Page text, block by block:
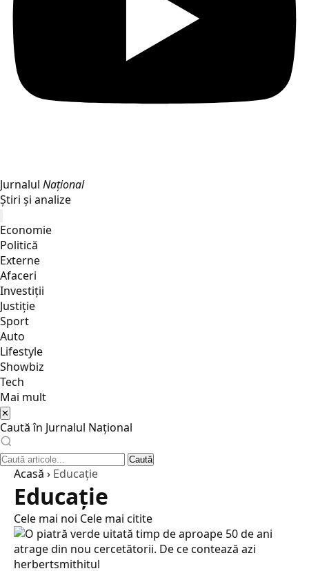
Jurnalul Național
Știri și analize
Economie
Politică
Externe
Afaceri
Investiții
Justiţie
Sport
Auto
Lifestyle
Showbiz
Tech
Mai mult
✕
Caută în Jurnalul Național
Caută
Acasă › Educaţie
Educaţie
Cele mai noi Cele mai citite